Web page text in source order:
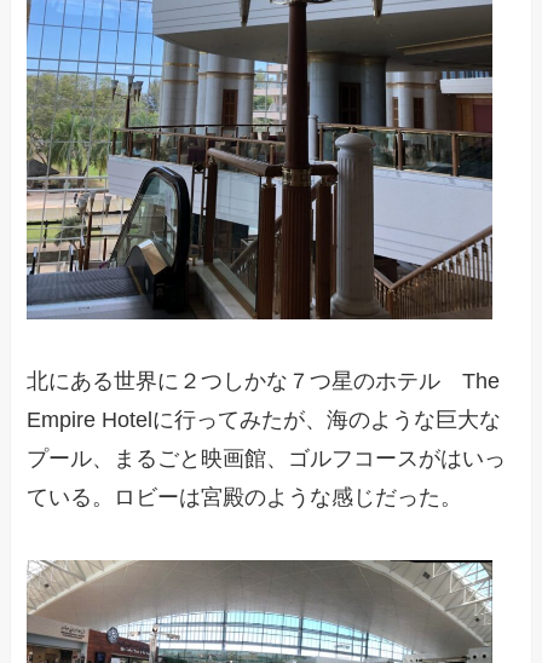
北にある世界に２つしかな７つ星のホテル The
Empire Hotelに行ってみたが、海のような巨大な
プール、まるごと映画館、ゴルフコースがはいっ
ている。ロビーは宮殿のような感じだった。